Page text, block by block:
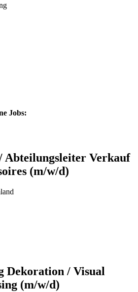
Jobs:
Abteilungsleiter Verkauf
(m/w/d)
Dekoration / Visual
(m/w/d)